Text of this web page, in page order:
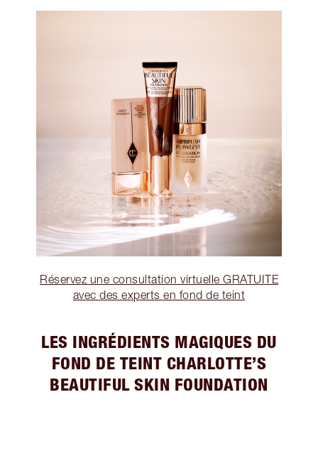
Réservez une consultation virtuelle GRATUITE
avec des experts en fond de teint
LES INGRÉDIENTS MAGIQUES DU
FOND DE TEINT CHARLOTTE’S
BEAUTIFUL SKIN FOUNDATION